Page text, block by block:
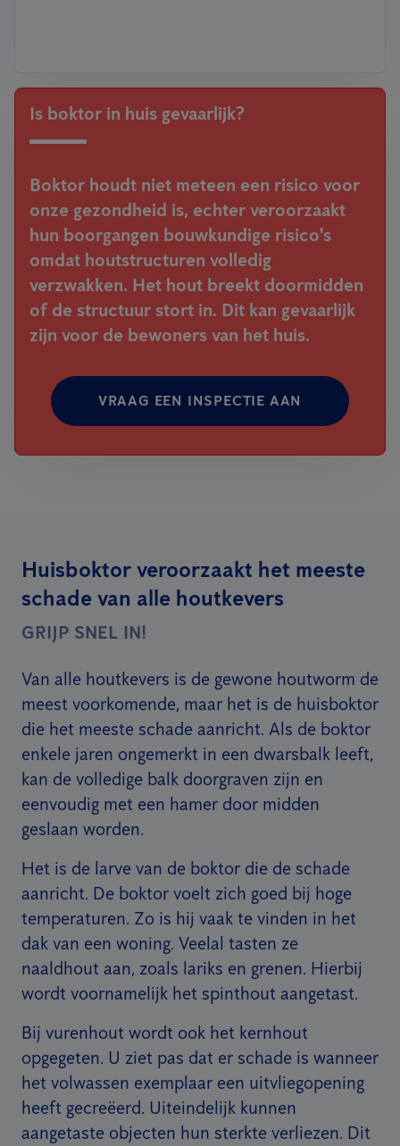
Is boktor in huis gevaarlijk?
Boktor houdt niet meteen een risico voor
onze gezondheid is, echter veroorzaakt
hun boorgangen bouwkundige risico's
omdat houtstructuren volledig
verzwakken. Het hout breekt doormidden
of de structuur stort in. Dit kan gevaarlijk
zijn voor de bewoners van het huis.
VRAAG EEN INSPECTIE AAN
Huisboktor veroorzaakt het meeste
schade van alle houtkevers
GRIJP SNEL IN!
Van alle houtkevers is de gewone houtworm de
meest voorkomende, maar het is de huisboktor
die het meeste schade aanricht. Als de boktor
enkele jaren ongemerkt in een dwarsbalk leeft,
kan de volledige balk doorgraven zijn en
eenvoudig met een hamer door midden
geslaan worden.
Het is de larve van de boktor die de schade
aanricht. De boktor voelt zich goed bij hoge
temperaturen. Zo is hij vaak te vinden in het
dak van een woning. Veelal tasten ze
naaldhout aan, zoals lariks en grenen. Hierbij
wordt voornamelijk het spinthout aangetast.
Bij vurenhout wordt ook het kernhout
opgegeten. U ziet pas dat er schade is wanneer
het volwassen exemplaar een uitvliegopening
heeft gecreëerd. Uiteindelijk kunnen
aangetaste objecten hun sterkte verliezen. Dit